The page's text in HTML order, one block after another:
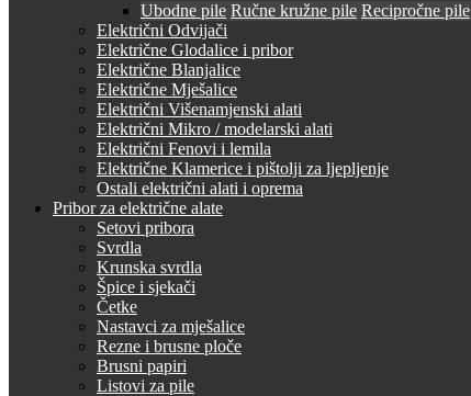
Ubodne pile Ručne kružne pile Recipročne pile
Električni Odvijači
Električne Glodalice i pribor
Električne Blanjalice
Električne Mješalice
Električni Višenamjenski alati
Električni Mikro / modelarski alati
Električni Fenovi i lemila
Električne Klamerice i pištolji za ljepljenje
Ostali električni alati i oprema
Pribor za električne alate
Setovi pribora
Svrdla
Krunska svrdla
Špice i sjekači
Četke
Nastavci za mješalice
Rezne i brusne ploče
Brusni papiri
Listovi za pile